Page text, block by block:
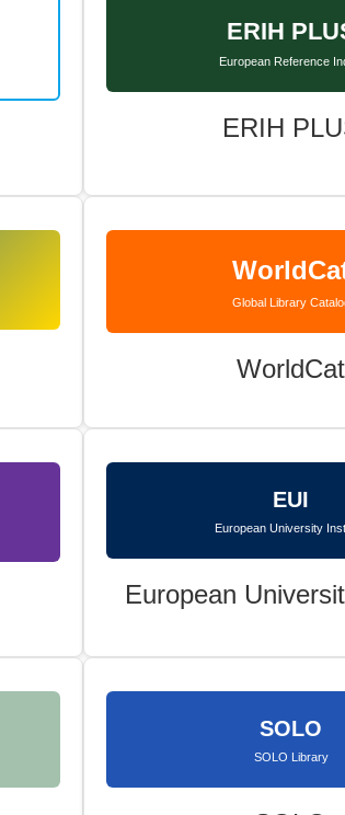
ERIH
European Reference
ERIH
Global Library
WorldCat
EUI
European University
European
SOLO
SOLO Library